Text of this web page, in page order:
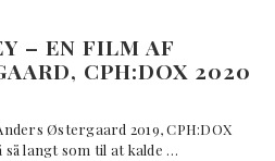
– EN FILM AF
CPH:DOX 2020
Østergaard 2019, CPH:DOX
langt som til at kalde …